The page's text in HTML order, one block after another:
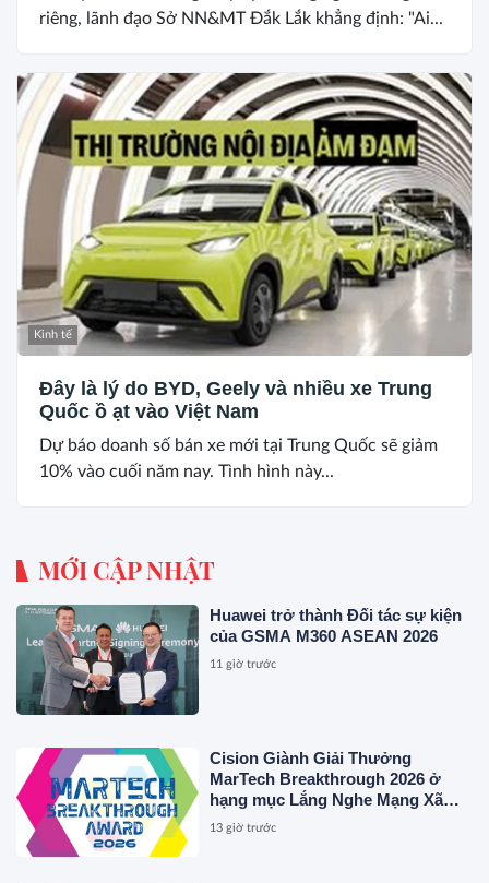
riêng, lãnh đạo Sở NN&MT Đắk Lắk khẳng định: "Ai...
Kinh tế
Đây là lý do BYD, Geely và nhiều xe Trung
Quốc ồ ạt vào Việt Nam
Dự báo doanh số bán xe mới tại Trung Quốc sẽ giảm
10% vào cuối năm nay. Tình hình này...
MỚI CẬP NHẬT
Huawei trở thành Đối tác sự kiện
của GSMA M360 ASEAN 2026
11 giờ trước
Cision Giành Giải Thưởng
MarTech Breakthrough 2026 ở
hạng mục Lắng Nghe Mạng Xã
Hội, Phân Phối Thông Cáo Báo
13 giờ trước